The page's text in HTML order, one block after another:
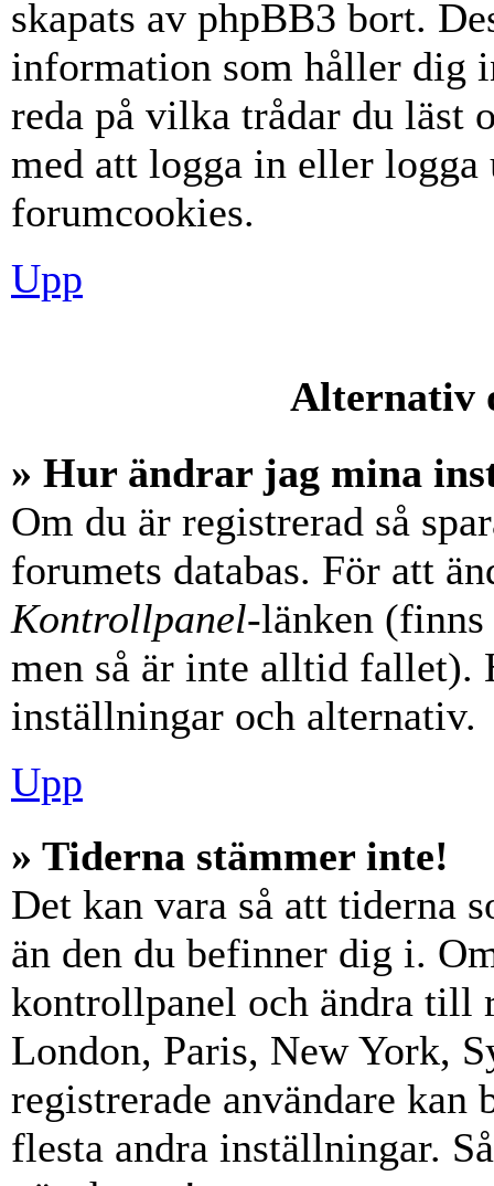
skapats av phpBB3 bort.
information som håller dig
reda på vilka trådar du läst
med att logga in eller
forumcookies.
Upp
Alternativ
» Hur ändrar jag mina
Om du är registrerad så
forumets databas. För att
Kontrollpanel-länken
men så är inte alltid fallet).
inställningar och alternativ.
Upp
» Tiderna stämmer inte!
Det kan vara så att tiderna
än den du befinner dig i.
kontrollpanel och ändra till
London, Paris, New York,
registrerade användare kan
flesta andra inställningar.